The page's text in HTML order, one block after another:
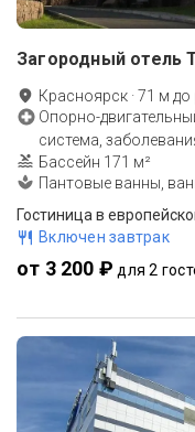
Загородный отель
Красноярск ·71 м до
Опорно-
система,
Бассейн 171 м²
Пантовые ванны,
Гостиница в
Включен завтрак
от 3 200 ₽ для 2